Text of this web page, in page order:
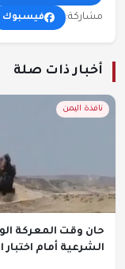
مشاركة: فيسبوك
أخبار ذات صلة
نافذة اليمن
حان وقت المعركة
الشرعية أمام اختبار